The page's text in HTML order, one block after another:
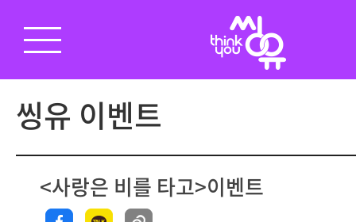
씽유 이벤트
<사랑은 비를 타고>이벤트